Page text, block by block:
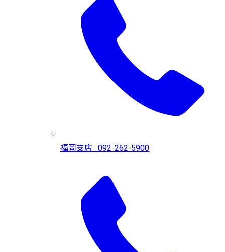
福岡支店 : 092-262-5900